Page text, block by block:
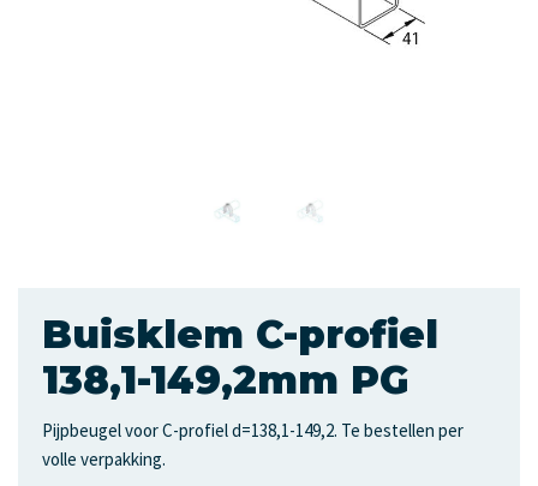
Buisklem C-profiel
138,1-149,2mm PG
Pijpbeugel voor C-profiel d=138,1-149,2. Te bestellen per
volle verpakking.